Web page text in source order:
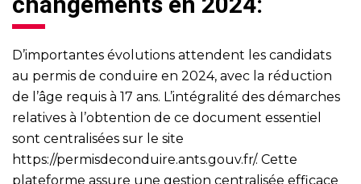
D’importantes évolutions attendent les candidats
au permis de conduire en 2024, avec la réduction
de l’âge requis à 17 ans. L’intégralité des démarches
relatives à l’obtention de ce document essentiel
sont centralisées sur le site
https://permisdeconduire.ants.gouv.fr/. Cette
plateforme assure une gestion centralisée efficace